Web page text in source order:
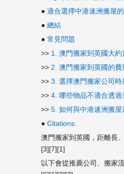
● 適合選擇中港速洲搬屋
● 總結
● 常見問題
>> 1. 澳門搬家到英國大約
>> 2. 澳門搬家到英國的費
>> 3. 選擇澳門搬家公司
>> 4. 哪些物品不適合透
>> 5. 如何與中港速洲搬
● Citations:
澳門搬家到英國，距離長
[3][7][1]
以下會從推薦公司、搬家